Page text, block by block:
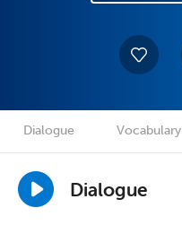
Dialogue Vocabulary
Dialogue